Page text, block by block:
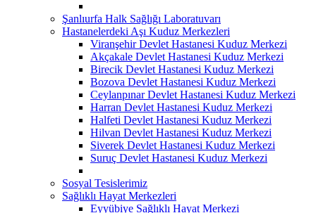
Şanlıurfa Halk Sağlığı Laboratuvarı
Hastanelerdeki Aşı Kuduz Merkezleri
Viranşehir Devlet Hastanesi Kuduz Merkezi
Akçakale Devlet Hastanesi Kuduz Merkezi
Birecik Devlet Hastanesi Kuduz Merkezi
Bozova Devlet Hastanesi Kuduz Merkezi
Ceylanpınar Devlet Hastanesi Kuduz Merkezi
Harran Devlet Hastanesi Kuduz Merkezi
Halfeti Devlet Hastanesi Kuduz Merkezi
Hilvan Devlet Hastanesi Kuduz Merkezi
Siverek Devlet Hastanesi Kuduz Merkezi
Suruç Devlet Hastanesi Kuduz Merkezi
Sosyal Tesislerimiz
Sağlıklı Hayat Merkezleri
Eyyübiye Sağlıklı Hayat Merkezi